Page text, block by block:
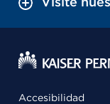
Accesibilidad